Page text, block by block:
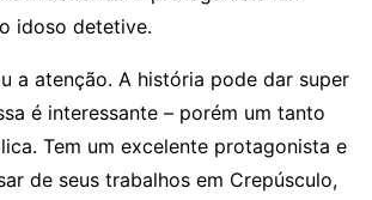
idoso detetive.
a atenção. A história pode dar super
é interessante – porém um tanto
Tem um excelente protagonista e
de seus trabalhos em Crepúsculo,